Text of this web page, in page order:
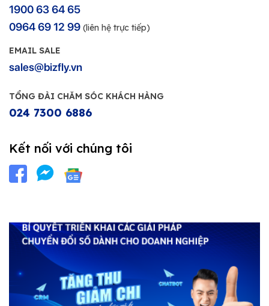
1900 63 64 65
0964 69 12 99 (liên hệ trực tiếp)
EMAIL SALE
sales@bizfly.vn
TỔNG ĐÀI CHĂM SÓC KHÁCH HÀNG
024 7300 6886
Kết nối với chúng tôi